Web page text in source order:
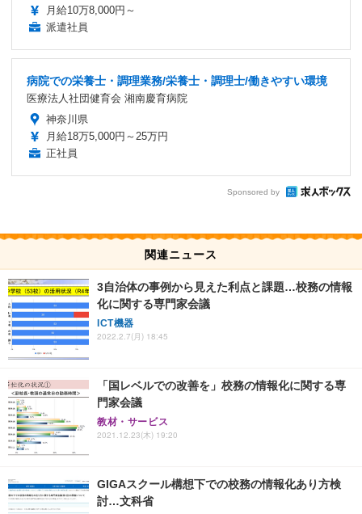
月給10万8,000円～
派遣社員
病院での栄養士・調理業務/栄養士・調理士/働きやすい環境
医療法人社団健育会 湘南慶育病院
神奈川県
月給18万5,000円～25万円
正社員
Sponsored by
関連ニュース
3自治体の事例から見えた利点と課題…校務の情報
化に関する専門家会議
ICT機器
2022.2.7(月) 18:45
「国レベルでの改善を」校務の情報化に関する専
門家会議
教材・サービス
2021.12.23(木) 19:20
GIGAスクール構想下での校務の情報化あり方検
討…文科省